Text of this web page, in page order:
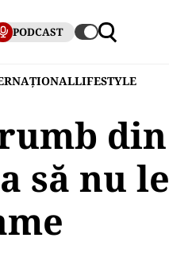
PODCAST
LIFESTYLE
din
să nu le